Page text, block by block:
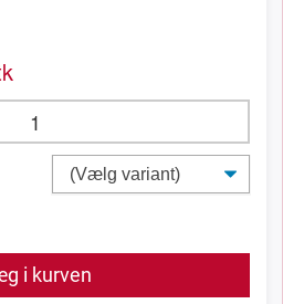
i kurven